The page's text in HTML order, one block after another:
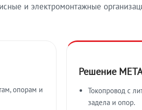
и электромонтажные
опорам и
Решение
Токопровод с
задела и опор.